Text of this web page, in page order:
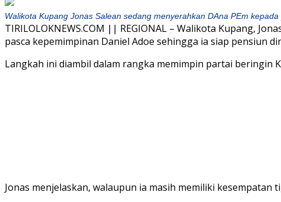
Walikota Kupang Jonas Salean sedang menyerahkan DAna PEm
TIRILOLOKNEWS.COM || REGIONAL – Walikota Kupang,
pasca kepemimpinan Daniel Adoe sehingga ia siap pensiun
Langkah ini diambil dalam rangka memimpin partai beringin
Jonas menjelaskan, walaupun ia masih memiliki